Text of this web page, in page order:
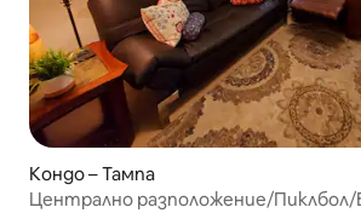
Кондо – Тампа
Централно разположение/Пиклбол/